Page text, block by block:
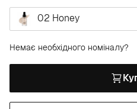
02 Honey
Немає необхідного номіналу?